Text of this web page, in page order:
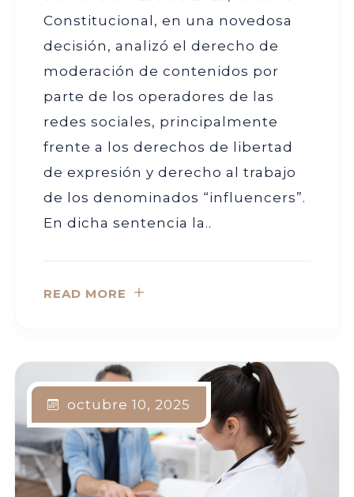
Constitucional, en una novedosa
decisión, analizó el derecho de
moderación de contenidos por
parte de los operadores de las
redes sociales, principalmente
frente a los derechos de libertad
de expresión y derecho al trabajo
de los denominados “influencers”.
En dicha sentencia la..
READ MORE
octubre 10, 2025